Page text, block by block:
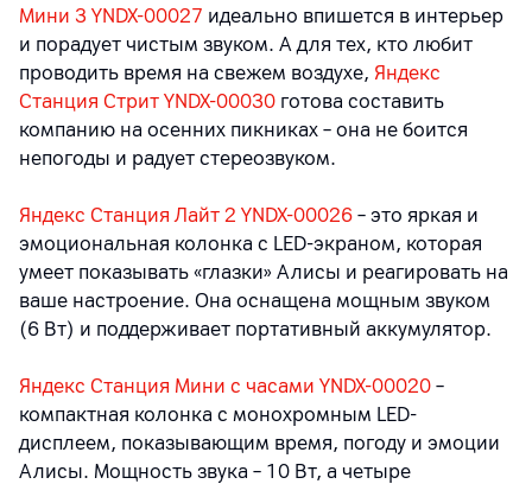
Мини 3 YNDX-00027 идеально впишется в интерьер
и порадует чистым звуком. А для тех, кто любит
проводить время на свежем воздухе, Яндекс
Станция Стрит YNDX-00030 готова составить
компанию на осенних пикниках – она не боится
непогоды и радует стереозвуком.
Яндекс Станция Лайт 2 YNDX-00026 – это яркая и
эмоциональная колонка с LED-экраном, которая
умеет показывать «глазки» Алисы и реагировать на
ваше настроение. Она оснащена мощным звуком
(6 Вт) и поддерживает портативный аккумулятор.
Яндекс Станция Мини с часами YNDX-00020 –
компактная колонка с монохромным LED-
дисплеем, показывающим время, погоду и эмоции
Алисы. Мощность звука – 10 Вт, а четыре